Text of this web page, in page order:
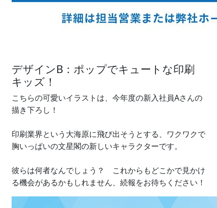
デザインB：ポップでキュートな印刷
キッズ！
こちらの可愛いイラストは、今年度の新入社員Aさんの
描き下ろし！
印刷業界という大海原に飛び出そうとする、ワクワクで
胸いっぱいの文星閣の新しいキャラクターです。
彼らは何者なんでしょう？ これからもどこかで見かけ
る機会があるかもしれません、続報をお待ちください！